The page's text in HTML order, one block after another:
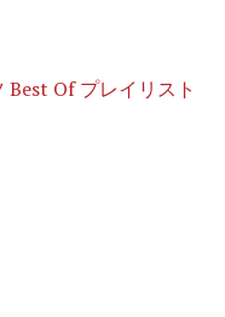
Of プレイリスト